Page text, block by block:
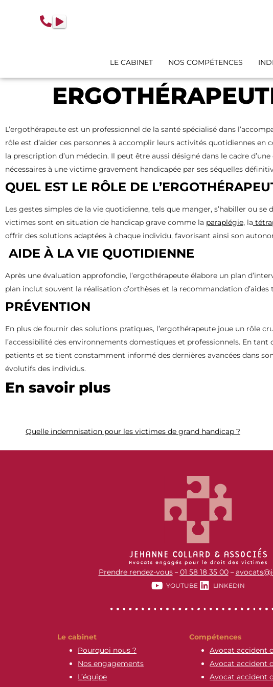
LE CABINET NOS COMPÉTENCES
L’ergothérapeute est un professionnel de la santé spécialisé dans
rôle est d’aider ces personnes à accomplir leurs activités quotidiennes
la prescription d’un médecin. Il peut être aussi désigné dans le cadre
nécessaires à une victime gravement handicapée par ses séquelles
QUEL EST LE RÔLE DE
Les gestes simples de la vie quotidienne, tels que manger, s’habiller ou
victimes sont en situation de handicap grave comme la paraplégie, la
offrir des solutions adaptées à chaque individu, favorisant ainsi son
AIDE À LA VIE QUOTIDIENNE
Après une évaluation approfondie, l’ergothérapeute élabore un plan
plan inclut souvent la réalisation d’orthèses et la recommandation d’aides
PRÉVENTION
En plus de fournir des solutions pratiques, l’ergothérapeute joue un rôle
l’accessibilité des environnements domestiques et professionnels. En
patients et se tient constamment informé des dernières avancées dans
évolutifs des individus.
En savoir plus
Quelle indemnisation pour les victimes de grand handicap ?
Prendre rendez-vous–01 58 18 35 00–
YOUTUBE LINKEDIN
Le cabinet
Pourquoi nous ?
Nos engagements
L’équipe
Compétences
Avocat accident
Avocat accident
Avocat accident